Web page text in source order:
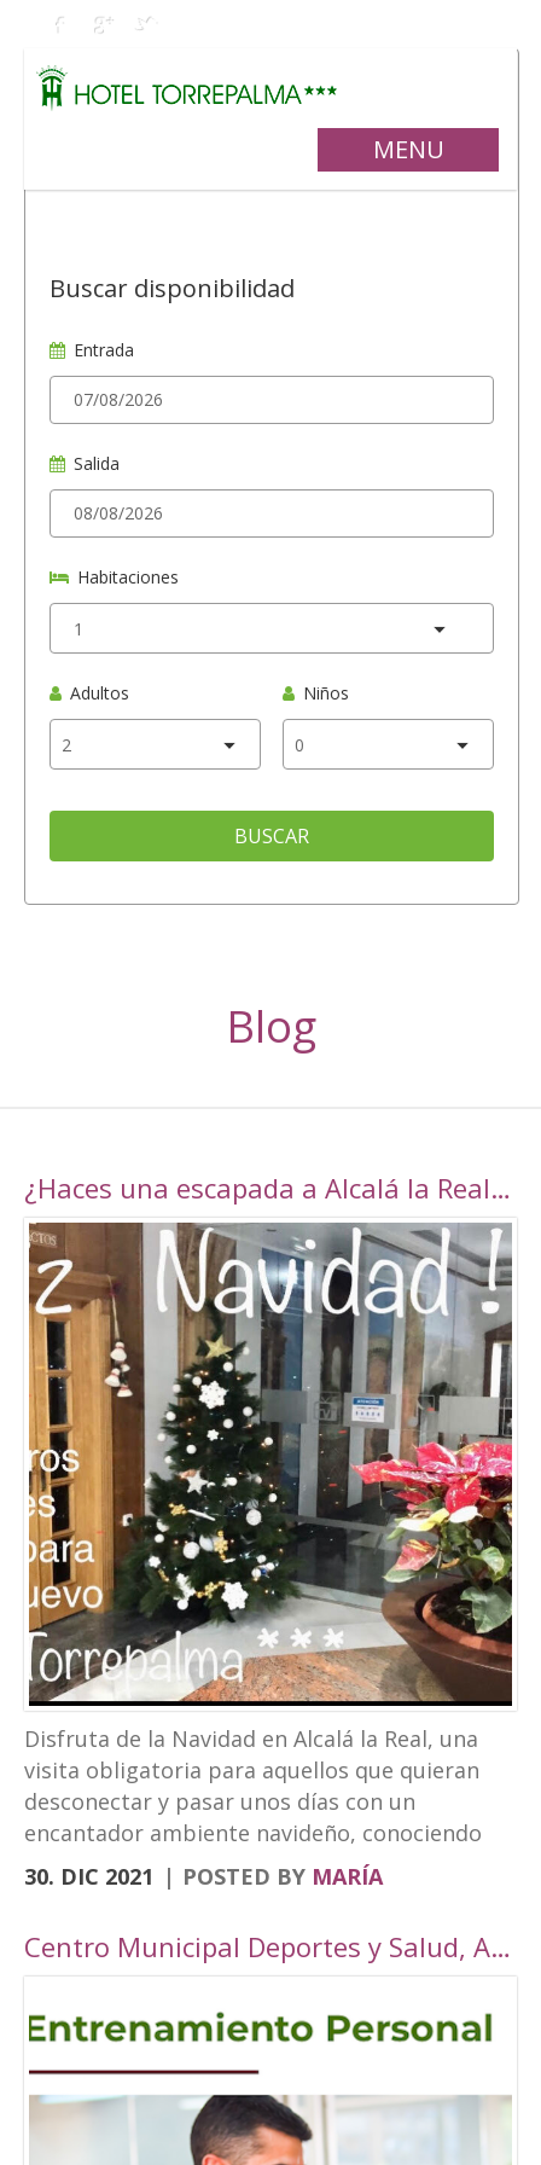
MENU
Buscar disponibilidad
Entrada
Salida
Habitaciones
Adultos Niños
BUSCAR
Blog
¿Haces una escapada a Alcalá la Real esta navidad?
Disfruta de la Navidad en Alcalá la Real, una
visita obligatoria para aquellos que quieran
desconectar y pasar unos días con un
encantador ambiente navideño, conociendo
los rincones tan bonitos que ofrece nuestra
localidad. Este año, Alcalá la Real oferta todo
con una cuidada ambientación navideña. El
Ayuntamiento pasarán ser un parque navideño
donde se colocará un tobogán de hielo
artificial y un tiovivo, acompañados de un
alumbrado navideño digno de la hermosura de
nuestra localidad junto a puestos de castañas,
30. DIC 2021 POSTED BY MARÍA
Centro Municipal Deportes y Salud, Alcalá la Real